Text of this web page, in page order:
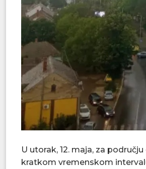
U utorak, 12. maja, za
kratkom vremenskom